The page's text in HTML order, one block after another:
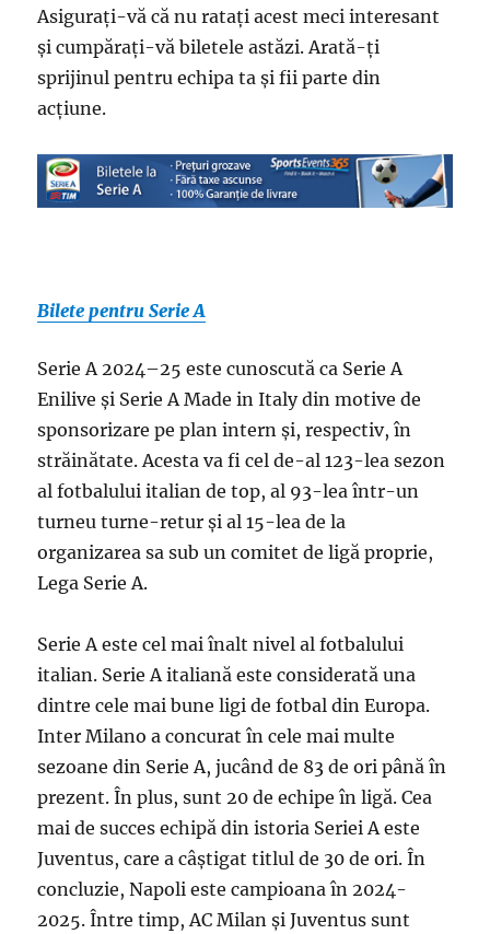
Asigurați-vă că nu ratați acest meci interesant
și cumpărați-vă biletele astăzi. Arată-ți
sprijinul pentru echipa ta și fii parte din
acțiune.
Bilete pentru Serie A
Serie A 2024–25 este cunoscută ca Serie A
Enilive și Serie A Made in Italy din motive de
sponsorizare pe plan intern și, respectiv, în
străinătate. Acesta va fi cel de-al 123-lea sezon
al fotbalului italian de top, al 93-lea într-un
turneu turne-retur și al 15-lea de la
organizarea sa sub un comitet de ligă proprie,
Lega Serie A.
Serie A este cel mai înalt nivel al fotbalului
italian. Serie A italiană este considerată una
dintre cele mai bune ligi de fotbal din Europa.
Inter Milano a concurat în cele mai multe
sezoane din Serie A, jucând de 83 de ori până în
prezent. În plus, sunt 20 de echipe în ligă. Cea
mai de succes echipă din istoria Seriei A este
Juventus, care a câștigat titlul de 30 de ori. În
concluzie, Napoli este campioana în 2024-
2025. Între timp, AC Milan și Juventus sunt